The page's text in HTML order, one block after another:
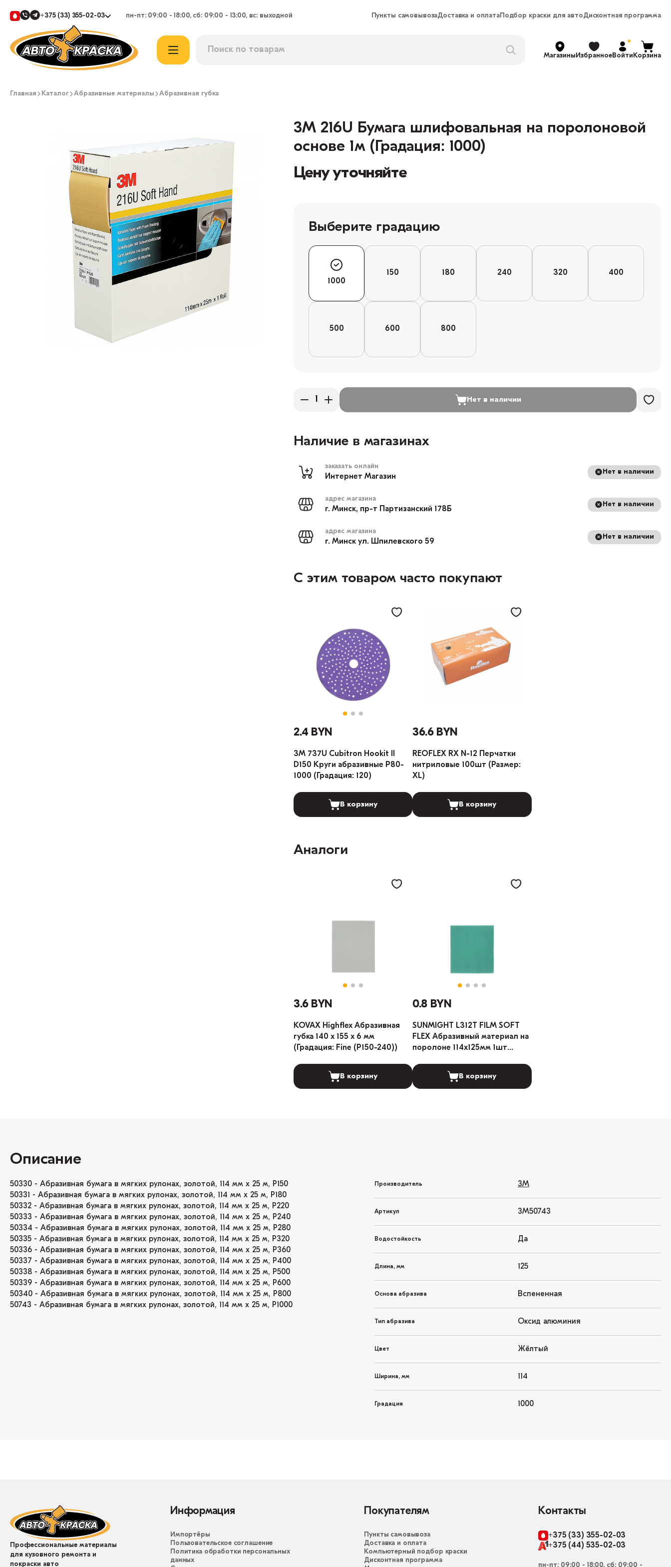
+375 (33) 355-02-03 пн-пт: 09:00 - 18:00, сб: 09:00 - 13:00, вс: выходной Пункты самовывозаДоставка и оплатаПодбор краски для автоДисконтная программа
МагазиныИзбранноеВойтиКорзина
Главная Каталог Абразивные материалы Абразивная губка
3M 216U Бумага шлифовальная на поролоновой
основе 1м (Градация: 1000)
Цену уточняйте
Выберите градацию
1000
150 180 240 320 400
500 600 800
Нет в наличии
Наличие в магазинах
заказать онлайн
Интернет Магазин
Нет в наличии
адрес магазина
г. Минск, пр-т Партизанский 178Б
Нет в наличии
адрес магазина
г. Минск ул. Шпилевского 59
Нет в наличии
С этим товаром часто покупают
2.4 BYN
3M 737U Cubitron Hookit II
D150 Круги абразивные P80-
1000 (Градация: 120)
В корзину
36.6 BYN
REOFLEX RX N-12 Перчатки
нитриловые 100шт (Размер:
XL)
В корзину
Аналоги
3.6 BYN
KOVAX Highflex Абразивная
губка 140 х 155 х 6 мм
(Градация: Fine (P150-240))
В корзину
0.8 BYN
SUNMIGHT L312T FILM SOFT
FLEX Абразивный материал на
поролоне 114х125мм 1шт
В корзину
Описание
50330 - Абразивная бумага в мягких рулонах, золотой, 114 мм х 25 м, Р150
50331 - Абразивная бумага в мягких рулонах, золотой, 114 мм х 25 м, Р180
50332 - Абразивная бумага в мягких рулонах, золотой, 114 мм х 25 м, Р220
50333 - Абразивная бумага в мягких рулонах, золотой, 114 мм х 25 м, Р240
50334 - Абразивная бумага в мягких рулонах, золотой, 114 мм х 25 м, Р280
50335 - Абразивная бумага в мягких рулонах, золотой, 114 мм х 25 м, Р320
50336 - Абразивная бумага в мягких рулонах, золотой, 114 мм х 25 м, Р360
50337 - Абразивная бумага в мягких рулонах, золотой, 114 мм х 25 м, Р400
50338 - Абразивная бумага в мягких рулонах, золотой, 114 мм х 25 м, Р500
50339 - Абразивная бумага в мягких рулонах, золотой, 114 мм х 25 м, Р600
50340 - Абразивная бумага в мягких рулонах, золотой, 114 мм х 25 м, Р800
50743 - Абразивная бумага в мягких рулонах, золотой, 114 мм х 25 м, Р1000
Производитель 3M
Артикул 3M50743
Водостойкость Да
Длина, мм 125
Основа абразива Вспененная
Тип абразива Оксид алюминия
Цвет Жёлтый
Ширина, мм 114
Градация 1000
Профессиональные материалы
для кузовного ремонта и
покраски авто
Информация
Импортёры
Пользовательское соглашение
Политика обработки персональных
данных
Покупателям
Пункты самовывоза
Доставка и оплата
Компьютерный подбор краски
Дисконтная программа
Контакты
+375 (33) 355-02-03
+375 (44) 535-02-03
пн-пт: 09:00 - 18:00, сб: 09:00 -